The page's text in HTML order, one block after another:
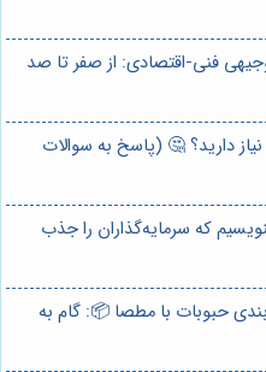
فنی-اقتصادی: از صفر تا صد
نیاز دارید؟ 🤔 (پاسخ به سوالات
که سرمایه‌گذاران را جذب
حبوبات با مطصا 📦: گام به